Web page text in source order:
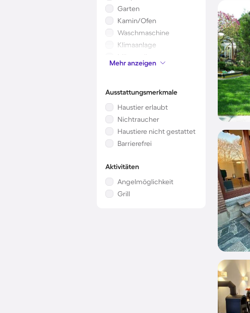
Garten
Kamin/Ofen
Waschmaschine
Klimaanlage
Mikrowelle
Kinderbett
Mehr anzeigen
Ausstattungsmerkmale
Haustier erlaubt
Nichtraucher
Haustiere nicht gestattet
Barrierefrei
Aktivitäten
Angelmöglichkeit
Grill